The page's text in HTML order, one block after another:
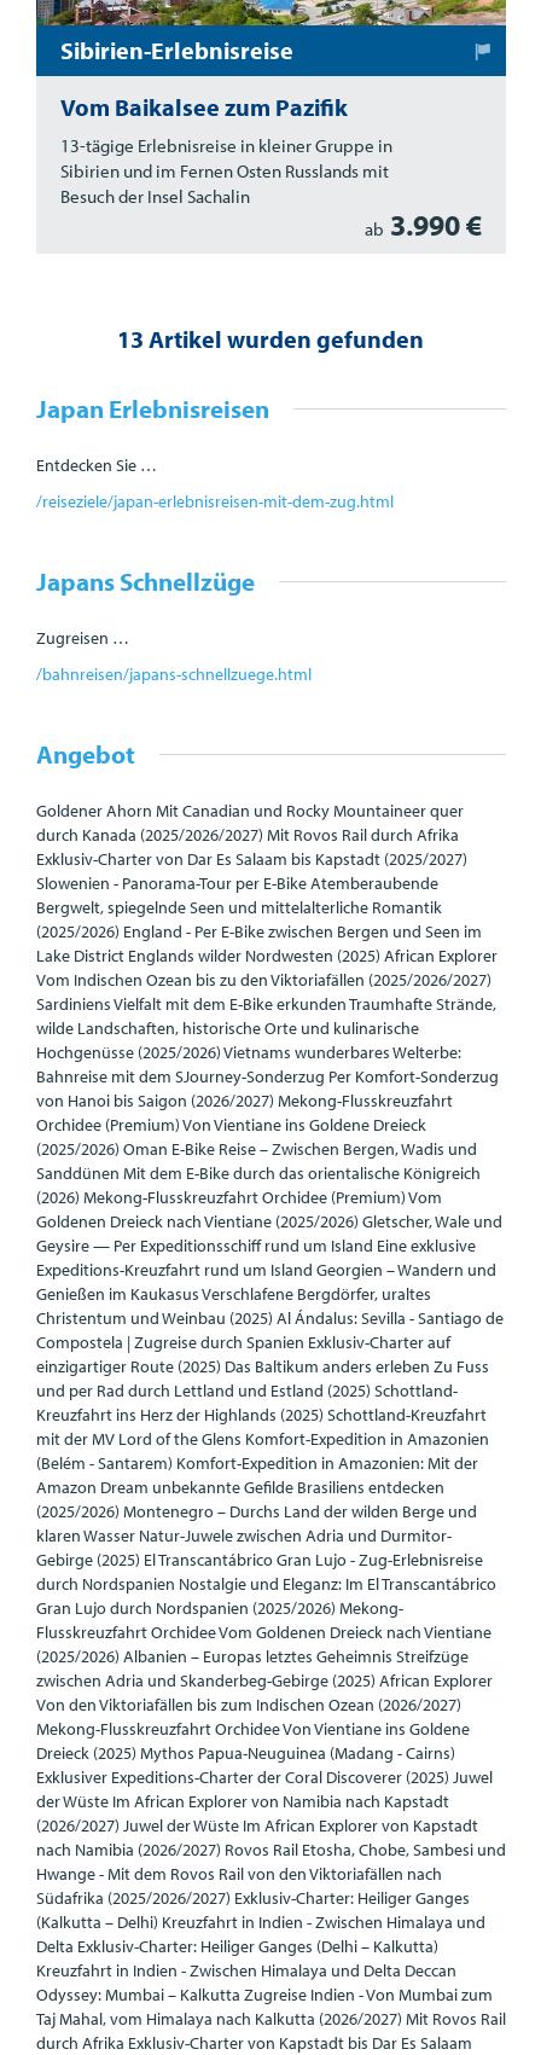
Sibirien-Erlebnisreise
Vom Baikalsee zum Pazifik
13-tägige Erlebnisreise in kleiner Gruppe in
Sibirien und im Fernen Osten Russlands mit
Besuch der Insel Sachalin
ab 3.990 €
13 Artikel wurden gefunden
Japan Erlebnisreisen
Entdecken Sie …
/reiseziele/japan-erlebnisreisen-mit-dem-zug.html
Japans Schnellzüge
Zugreisen …
/bahnreisen/japans-schnellzuege.html
Angebot
Goldener Ahorn Mit Canadian und Rocky Mountaineer quer
durch Kanada (2025/2026/2027) Mit Rovos Rail durch Afrika
Exklusiv-Charter von Dar Es Salaam bis Kapstadt (2025/2027)
Slowenien - Panorama-Tour per E-Bike Atemberaubende
Bergwelt, spiegelnde Seen und mittelalterliche Romantik
(2025/2026) England - Per E-Bike zwischen Bergen und Seen im
Lake District Englands wilder Nordwesten (2025) African Explorer
Vom Indischen Ozean bis zu den Viktoriafällen (2025/2026/2027)
Sardiniens Vielfalt mit dem E-Bike erkunden Traumhafte Strände,
wilde Landschaften, historische Orte und kulinarische
Hochgenüsse (2025/2026) Vietnams wunderbares Welterbe:
Bahnreise mit dem SJourney-Sonderzug Per Komfort-Sonderzug
von Hanoi bis Saigon (2026/2027) Mekong-Flusskreuzfahrt
Orchidee (Premium) Von Vientiane ins Goldene Dreieck
(2025/2026) Oman E-Bike Reise – Zwischen Bergen, Wadis und
Sanddünen Mit dem E-Bike durch das orientalische Königreich
(2026) Mekong-Flusskreuzfahrt Orchidee (Premium) Vom
Goldenen Dreieck nach Vientiane (2025/2026) Gletscher, Wale und
Geysire — Per Expeditionsschiff rund um Island Eine exklusive
Expeditions-Kreuzfahrt rund um Island Georgien – Wandern und
Genießen im Kaukasus Verschlafene Bergdörfer, uraltes
Christentum und Weinbau (2025) Al Ándalus: Sevilla - Santiago de
Compostela | Zugreise durch Spanien Exklusiv-Charter auf
einzigartiger Route (2025) Das Baltikum anders erleben Zu Fuss
und per Rad durch Lettland und Estland (2025) Schottland-
Kreuzfahrt ins Herz der Highlands (2025) Schottland-Kreuzfahrt
mit der MV Lord of the Glens Komfort-Expedition in Amazonien
(Belém - Santarem) Komfort-Expedition in Amazonien: Mit der
Amazon Dream unbekannte Gefilde Brasiliens entdecken
(2025/2026) Montenegro – Durchs Land der wilden Berge und
klaren Wasser Natur-Juwele zwischen Adria und Durmitor-
Gebirge (2025) El Transcantábrico Gran Lujo - Zug-Erlebnisreise
durch Nordspanien Nostalgie und Eleganz: Im El Transcantábrico
Gran Lujo durch Nordspanien (2025/2026) Mekong-
Flusskreuzfahrt Orchidee Vom Goldenen Dreieck nach Vientiane
(2025/2026) Albanien – Europas letztes Geheimnis Streifzüge
zwischen Adria und Skanderbeg-Gebirge (2025) African Explorer
Von den Viktoriafällen bis zum Indischen Ozean (2026/2027)
Mekong-Flusskreuzfahrt Orchidee Von Vientiane ins Goldene
Dreieck (2025) Mythos Papua-Neuguinea (Madang - Cairns)
Exklusiver Expeditions-Charter der Coral Discoverer (2025) Juwel
der Wüste Im African Explorer von Namibia nach Kapstadt
(2026/2027) Juwel der Wüste Im African Explorer von Kapstadt
nach Namibia (2026/2027) Rovos Rail Etosha, Chobe, Sambesi und
Hwange - Mit dem Rovos Rail von den Viktoriafällen nach
Südafrika (2025/2026/2027) Exklusiv-Charter: Heiliger Ganges
(Kalkutta – Delhi) Kreuzfahrt in Indien - Zwischen Himalaya und
Delta Exklusiv-Charter: Heiliger Ganges (Delhi – Kalkutta)
Kreuzfahrt in Indien - Zwischen Himalaya und Delta Deccan
Odyssey: Mumbai – Kalkutta Zugreise Indien - Von Mumbai zum
Taj Mahal, vom Himalaya nach Kalkutta (2026/2027) Mit Rovos Rail
durch Afrika Exklusiv-Charter von Kapstadt bis Dar Es Salaam